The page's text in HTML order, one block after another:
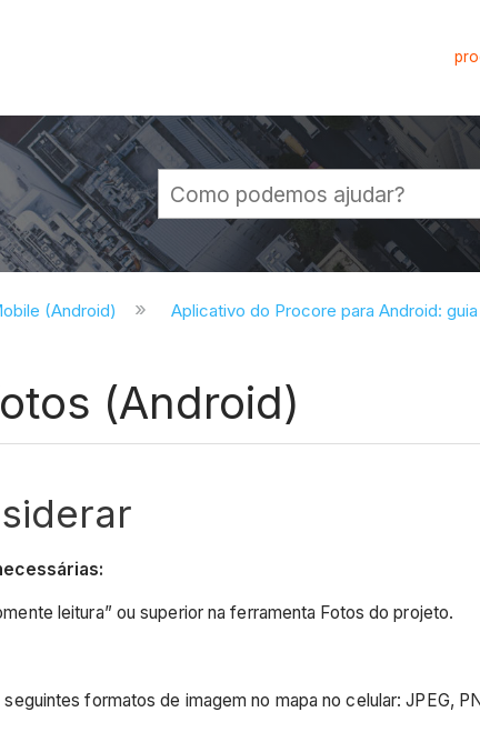
hierarquia global
(Android) Aplicativo do Procore para Android:
(Android)
leitura” ou superior na ferramenta Fotos do projeto.
formatos de imagem no mapa no celular: JPEG,